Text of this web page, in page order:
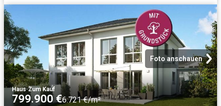
Foto anschauen
Haus·Zum Kauf
799.900 €6.721 €/m²